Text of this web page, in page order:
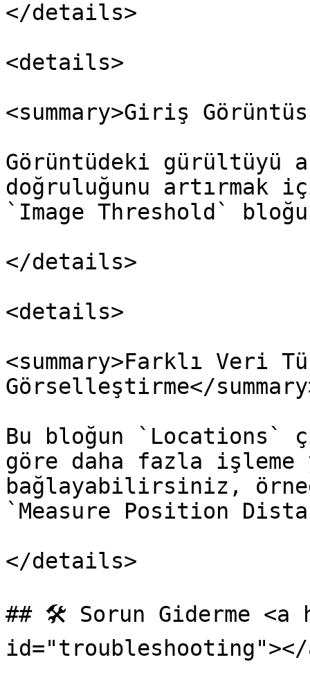
</details>
<details>
<summary>Giriş
Görüntüdeki gürültüyü
doğruluğunu artırmak
`Image Threshold`
</details>
<details>
<summary>Farklı Veri
Görselleştirme</
Bu bloğun `Locations`
göre daha fazla
bağlayabilirsiniz,
`Measure Position
</details>
## 🛠️ Sorun Giderme
id="troubleshooting"></